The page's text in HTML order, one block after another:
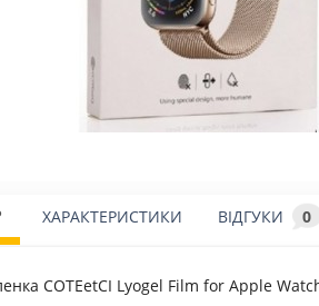
ХАРАКТЕРИСТИКИ ВІДГУКИ 0
COTEetCI Lyogel Film for Apple